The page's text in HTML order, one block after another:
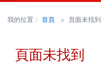
我的位置： 首頁 > 頁面未找到
頁面未找到